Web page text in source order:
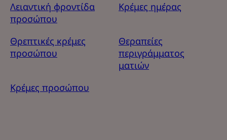
Λειαντική φροντίδα
προσώπου
Κρέμες ημέρας
Θρεπτικές κρέμες
προσώπου
Θεραπείες
περιγράμματος
ματιών
Κρέμες προσώπου